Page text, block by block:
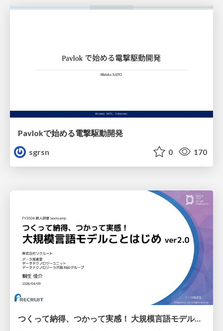
Pavlokで始める電撃駆動開発
sgrsn
0 170
つくって納得、つかって実感！ 大規模言語モデルことはじめ ver2.0